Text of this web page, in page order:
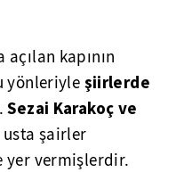
kapının
yönleriyle şiirlerde
Sezai Karakoç ve
şairler
yer vermişlerdir.